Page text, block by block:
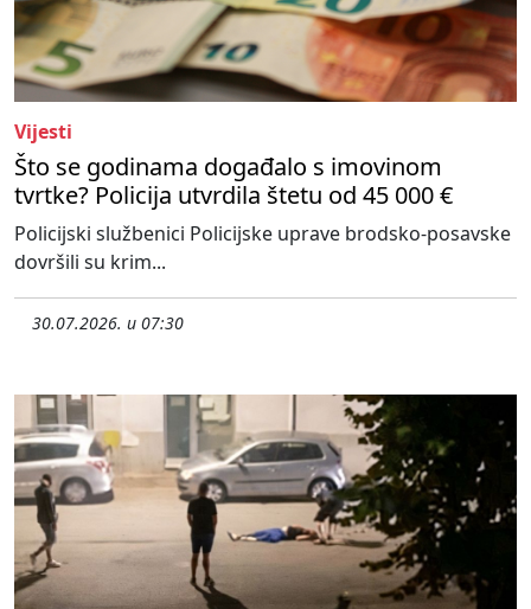
Vijesti
Što se godinama događalo s imovinom
tvrtke? Policija utvrdila štetu od 45 000 €
Policijski službenici Policijske uprave brodsko-posavske
dovršili su krim...
30.07.2026. u 07:30